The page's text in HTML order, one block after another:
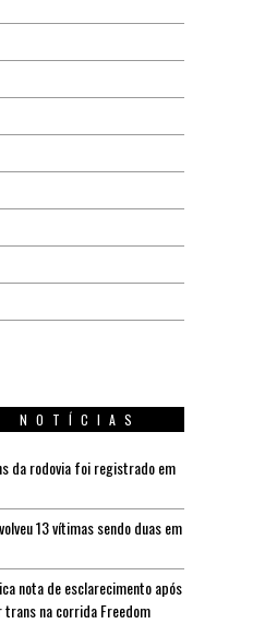
NOTÍCIAS
da rodovia foi registrado em
13 vítimas sendo duas em
nota de esclarecimento após
trans na corrida Freedom